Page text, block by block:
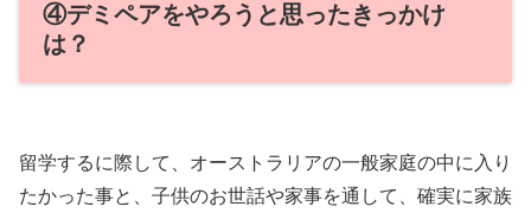
④デミペアをやろうと思ったきっかけ
は？
留学するに際して、オーストラリアの一般家庭の中に入り
たかった事と、子供のお世話や家事を通して、確実に家族